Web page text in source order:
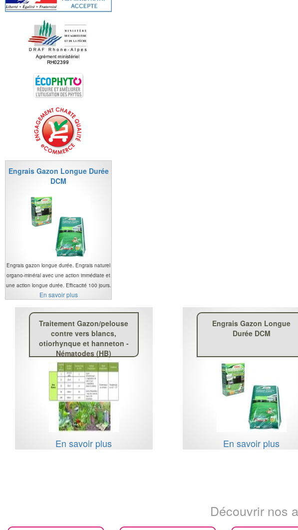
Engrais Gazon Longue Durée
DCM
Engrais gazon longue durée. Engrais naturel
organo-minéral avec une action immédiate et
une action longue durée. Efficacité 100 jours.
En savoir plus
Traitement Gazon/pelouse
contre vers blancs,
otiorhynque et hanneton -
Nématodes (HB)
En savoir plus
Engrais Gazon Longue
Durée DCM
En savoir plus
Découvrir nos